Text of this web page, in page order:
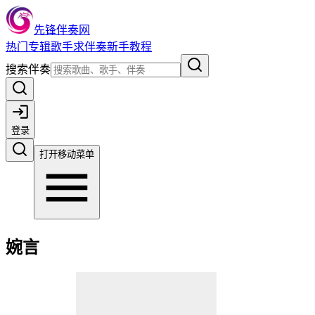
先锋伴奏网
热门 专辑歌手求伴奏新手教程
搜索伴奏
登录
打开移动菜单
婉言